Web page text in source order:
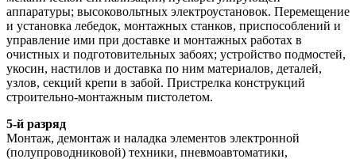
аппаратуры; высоковольтных электроустановок. Перемещение
и установка лебедок, монтажных станков, приспособлений и
управление ими при доставке и монтажных работах в
очистных и подготовительных забоях; устройство подмостей,
укосин, настилов и доставка по ним материалов, деталей,
узлов, секций крепи в забой. Пристрелка конструкций
строительно-монтажным пистолетом.
5-й разряд
Монтаж, демонтаж и наладка элементов электронной
(полупроводниковой) техники, пневмоавтоматики,